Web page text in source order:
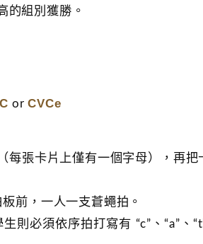
的組別獲勝。
orCVCe
每張卡片上僅有一個字母），再把
前，一人一支蒼蠅拍。
則必須依序拍打寫有 “c”、“a”、